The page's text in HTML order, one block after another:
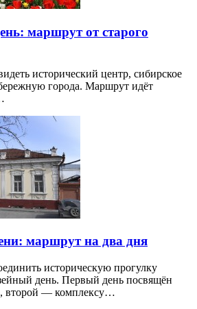
маршрут от старого
исторический центр, сибирское
города. Маршрут идёт
маршрут на два дня
историческую прогулку
день. Первый день посвящён
второй — комплексу…